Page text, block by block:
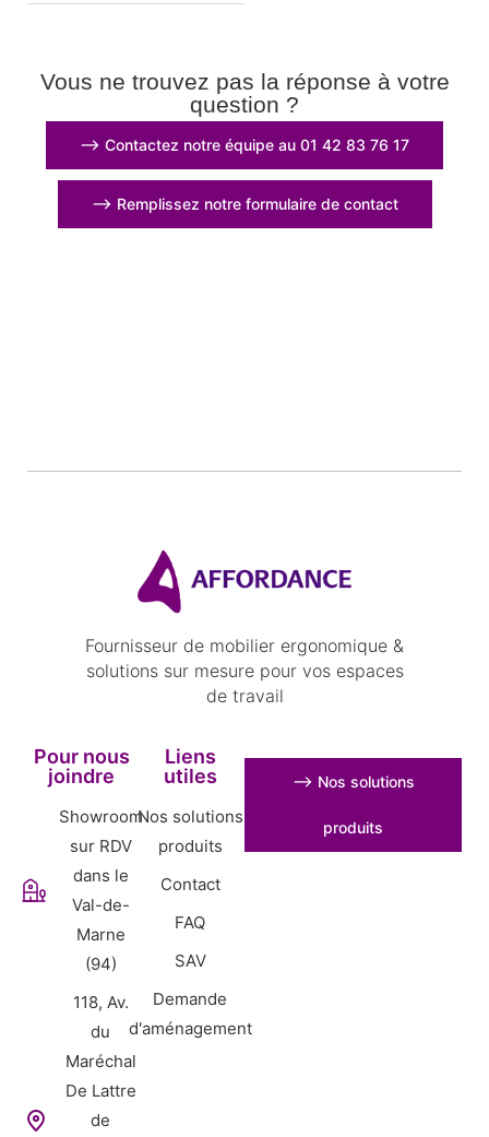
Vous ne trouvez pas la réponse à votre
question ?
⟶ Contactez notre équipe au 01 42 83 76 17
⟶ Remplissez notre formulaire de contact
Fournisseur de mobilier ergonomique &
solutions sur mesure pour vos espaces
de travail
Pour nous
joindre
Showroom
sur RDV
dans le
Val-de-
Marne
(94)
118, Av.
du
Maréchal
De Lattre
de
Liens
utiles
Nos solutions
produits
Contact
FAQ
SAV
Demande
d'aménagement
⟶ Nos solutions
produits